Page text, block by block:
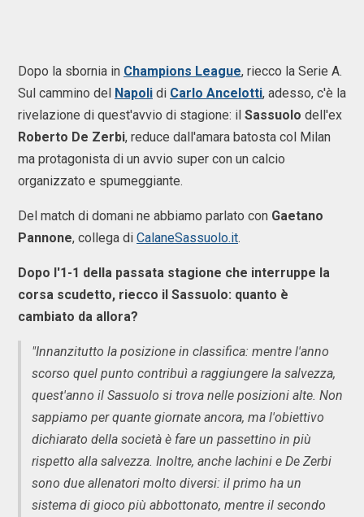
Dopo la sbornia in Champions League, riecco la Serie A.
Sul cammino del Napoli di Carlo Ancelotti, adesso, c'è la
rivelazione di quest'avvio di stagione: il Sassuolo dell'ex
Roberto De Zerbi, reduce dall'amara batosta col Milan
ma protagonista di un avvio super con un calcio
organizzato e spumeggiante.
Del match di domani ne abbiamo parlato con Gaetano
Pannone, collega di CalaneSassuolo.it.
Dopo l'1-1 della passata stagione che interruppe la
corsa scudetto, riecco il Sassuolo: quanto è
cambiato da allora?
"Innanzitutto la posizione in classifica: mentre l'anno
scorso quel punto contribuì a raggiungere la salvezza,
quest'anno il Sassuolo si trova nelle posizioni alte. Non
sappiamo per quante giornate ancora, ma l'obiettivo
dichiarato della società è fare un passettino in più
rispetto alla salvezza. Inoltre, anche Iachini e De Zerbi
sono due allenatori molto diversi: il primo ha un
sistema di gioco più abbottonato, mentre il secondo